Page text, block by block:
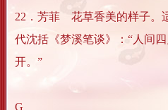
22．芳菲 花草香美的样子。
代沈括《梦溪笔谈》：“人间
开。”
G